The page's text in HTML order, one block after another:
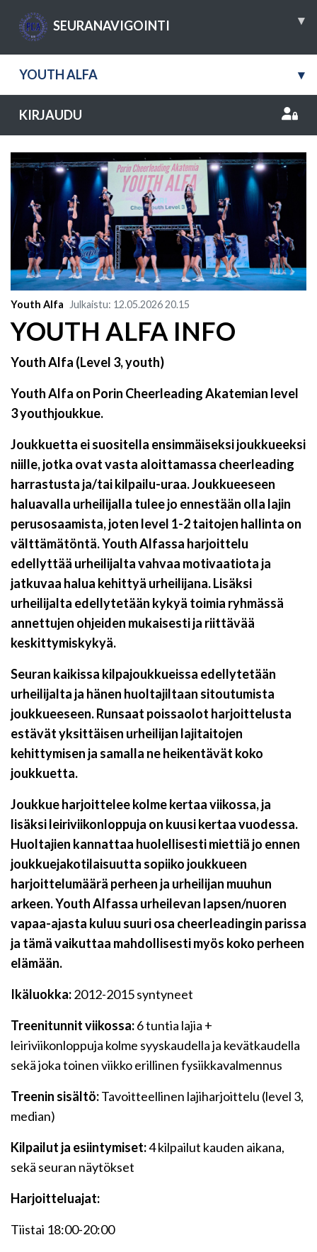
SEURANAVIGOINTI ▾
YOUTH ALFA ▾
KIRJAUDU
Youth Alfa Julkaistu: 12.05.202620.15
YOUTH ALFA INFO
Youth Alfa (Level 3, youth)
Youth Alfa on Porin Cheerleading Akatemian level
3 youthjoukkue.
Joukkuetta ei suositella ensimmäiseksi joukkueeksi
niille, jotka ovat vasta aloittamassa cheerleading
harrastusta ja/tai kilpailu-uraa. Joukkueeseen
haluavalla urheilijalla tulee jo ennestään olla lajin
perusosaamista, joten level 1-2 taitojen hallinta on
välttämätöntä. YouthAlfassa harjoittelu
edellyttää urheilijalta vahvaa motivaatiota ja
jatkuvaa halua kehittyä urheilijana. Lisäksi
urheilijalta edellytetään kykyä toimia ryhmässä
annettujen ohjeiden mukaisesti ja riittävää
keskittymiskykyä.
Seuran kaikissa kilpajoukkueissa edellytetään
urheilijalta ja hänen huoltajiltaan sitoutumista
joukkueeseen.Runsaat poissaolot harjoittelusta
estävät yksittäisen urheilijan lajitaitojen
kehittymisen ja samalla ne heikentävät koko
joukkuetta.
Joukkue harjoittelee kolme kertaa viikossa, ja
lisäksi leiriviikonloppuja on kuusi kertaa vuodessa.
Huoltajien kannattaa huolellisesti miettiä jo ennen
joukkuejakotilaisuutta sopiiko joukkueen
harjoittelumäärä perheen ja urheilijan muuhun
arkeen. YouthAlfassa urheilevan lapsen/nuoren
vapaa-ajasta kuluu suuri osa cheerleadingin parissa
ja tämä vaikuttaa mahdollisesti myös koko perheen
elämään.
Ikäluokka:2012-2015 syntyneet
Treenitunnit viikossa:6 tuntia lajia +
leiriviikonloppuja kolme syyskaudella ja kevätkaudella
sekä joka toinen viikko erillinen fysiikkavalmennus
Treenin sisältö:Tavoitteellinen lajiharjoittelu (level 3,
median)
Kilpailut ja esiintymiset:4 kilpailut kauden aikana,
sekä seuran näytökset
Harjoitteluajat:
Tiistai 18:00-20:00